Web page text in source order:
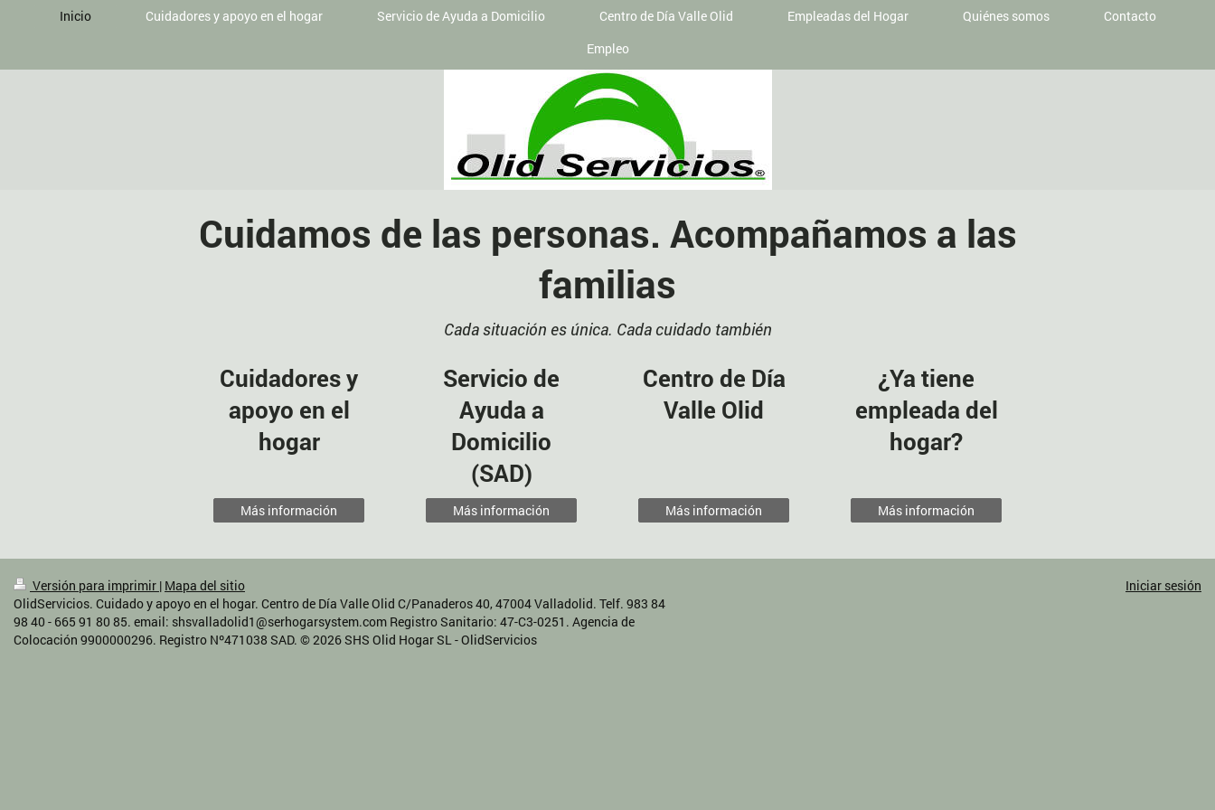
Inicio Cuidadores y apoyo en el hogar Servicio de Ayuda a Domicilio Centro de Día Valle Olid Empleadas del Hogar Quiénes somos
Contacto
Empleo
Cuidamos de las personas. Acompañamos a las
familias
Cada situación es única. Cada cuidado también
Cuidadores y
apoyo en el
hogar
Más información
Servicio de
Ayuda a
Domicilio
(SAD)
Más información
Centro de Día
Valle Olid
Más información
¿Ya tiene
empleada del
hogar?
Más información
Versión para imprimir | Mapa del sitio
OlidServicios. Cuidado y apoyo en el hogar. Centro de Día Valle Olid C/Panaderos 40, 47004 Valladolid. Telf. 983 84
98 40 - 665 91 80 85. email: shsvalladolid1@serhogarsystem.com Registro Sanitario: 47-C3-0251. Agencia de
Colocación 9900000296. Registro Nº471038 SAD. © 2026 SHS Olid Hogar SL - OlidServicios
Iniciar sesión